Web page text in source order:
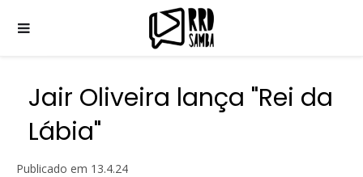
Jair Oliveira lança "Rei da
Lábia"
Publicado em 13.4.24